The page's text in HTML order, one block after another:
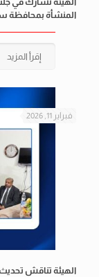
المنشأة بمحافظة
إقرأ المزيد
فبراير 11, 2026
الهيئة تناقش